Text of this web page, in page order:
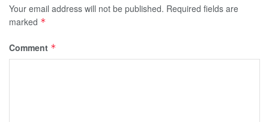
Your email address will not be published. Required fields are
marked *
Comment *